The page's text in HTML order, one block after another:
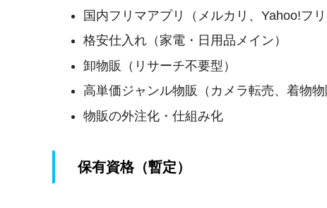
国内フリマアプリ（メルカリ、Yahoo!フ
格安仕入れ（家電・日用品メイン）
卸物販（リサーチ不要型）
高単価ジャンル物販（カメラ転売、着物物
物販の外注化・仕組み化
保有資格（暫定）